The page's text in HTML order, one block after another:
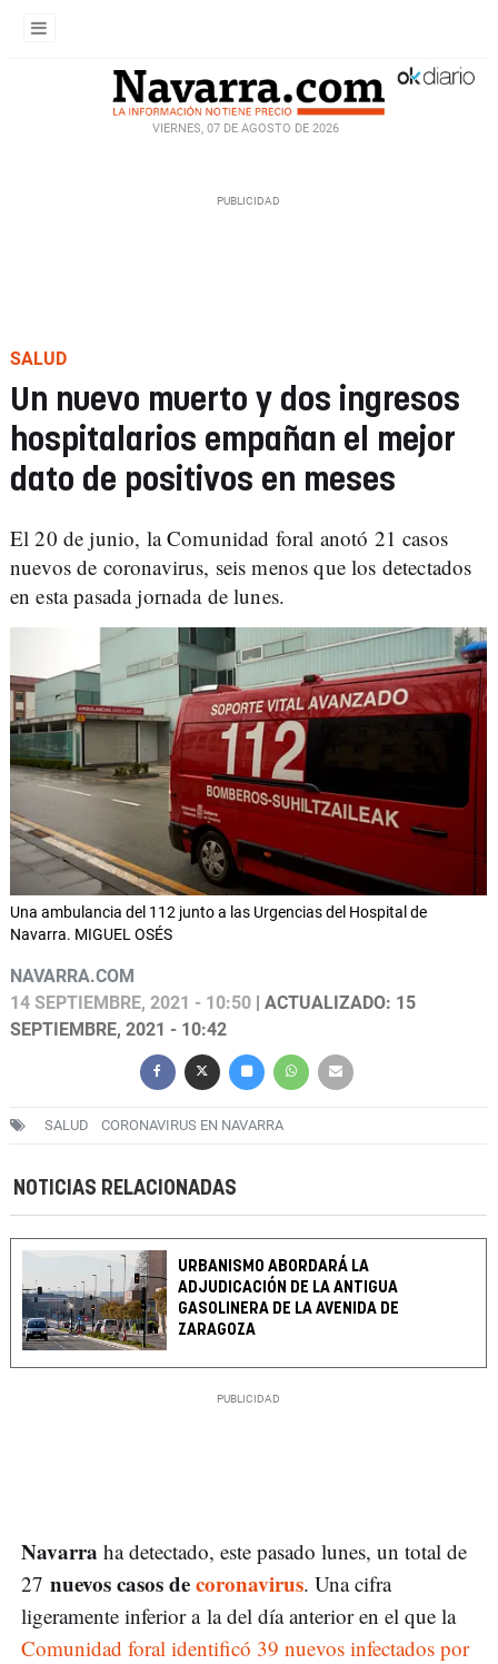
VIERNES, 07 DE AGOSTO DE 2026
SALUD
Un nuevo muerto y dos ingresos
hospitalarios empañan el mejor
dato de positivos en meses
El 20 de junio, la Comunidad foral anotó 21 casos
nuevos de coronavirus, seis menos que los detectados
en esta pasada jornada de lunes.
Una ambulancia del 112 junto a las Urgencias del Hospital de
Navarra. MIGUEL OSÉS
NAVARRA.COM
14 SEPTIEMBRE, 2021 - 10:50 | ACTUALIZADO: 15
SEPTIEMBRE, 2021 - 10:42
SALUD CORONAVIRUS EN NAVARRA
NOTICIAS RELACIONADAS
URBANISMO ABORDARÁ LA
ADJUDICACIÓN DE LA ANTIGUA
GASOLINERA DE LA AVENIDA DE
ZARAGOZA
Navarra ha detectado, este pasado lunes, un total de
27 nuevos casos decoronavirus. Una cifra
ligeramente inferior a la del día anterior en el que la
Comunidad foral identificó 39 nuevos infectados por